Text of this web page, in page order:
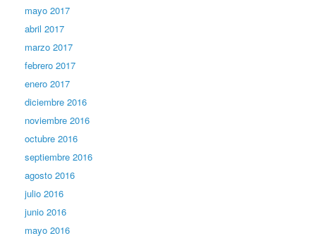
mayo 2017
abril 2017
marzo 2017
febrero 2017
enero 2017
diciembre 2016
noviembre 2016
octubre 2016
septiembre 2016
agosto 2016
julio 2016
junio 2016
mayo 2016